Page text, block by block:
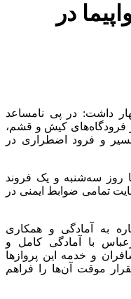
۵ هواپیما در
داشت: در پی نامساعد
فرودگاه‌های کیش و قشم،
مسیر و فرود اضطراری در
روز سه‌شنبه و یک فروند
تمامی ضوابط ایمنی در
به آمادگی و همکاری
با آمادگی کامل و
و خدمه این پروازها
موقت آن‌ها را فراهم